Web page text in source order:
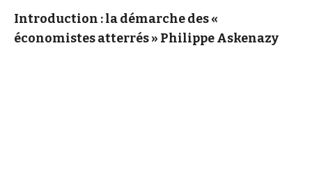
Introduction : la démarche des «
économistes atterrés » Philippe Askenazy